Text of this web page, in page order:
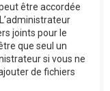
être accordée
joints pour le
que seul un
si vous ne
de fichiers